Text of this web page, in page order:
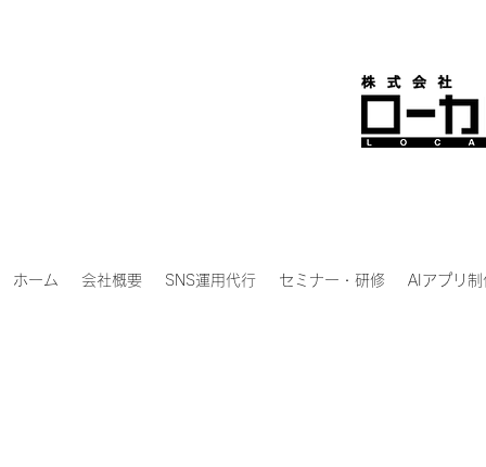
ホーム 会社概要 SNS運用代行 セミナー・研修 AIアプリ制